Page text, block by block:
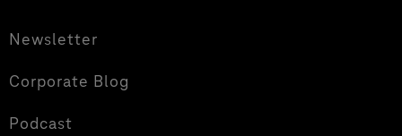
Newsletter
Corporate Blog
Podcast